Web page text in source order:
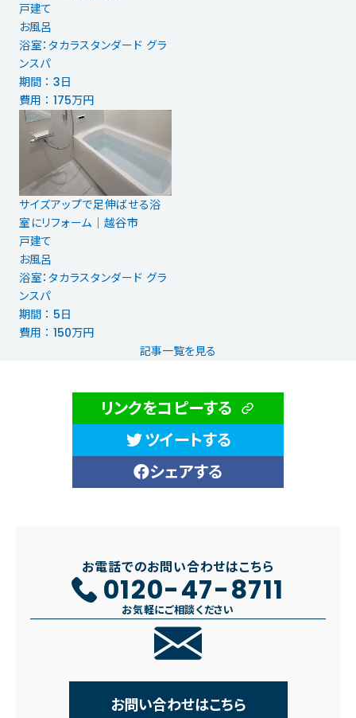
戸建て
お風呂
浴室：タカラスタンダード グラ
ンスパ
期間 ： 3日
費用 ： 175万円
サイズアップで足伸ばせる浴
室にリフォーム｜越谷市
戸建て
お風呂
浴室：タカラスタンダード グラ
ンスパ
期間 ： 5日
費用 ： 150万円
記事一覧を見る
リンクをコピーする
ツイートする
シェアする
お電話でのお問い合わせはこちら
0120-47-8711
お気軽にご相談ください
お問い合わせはこちら